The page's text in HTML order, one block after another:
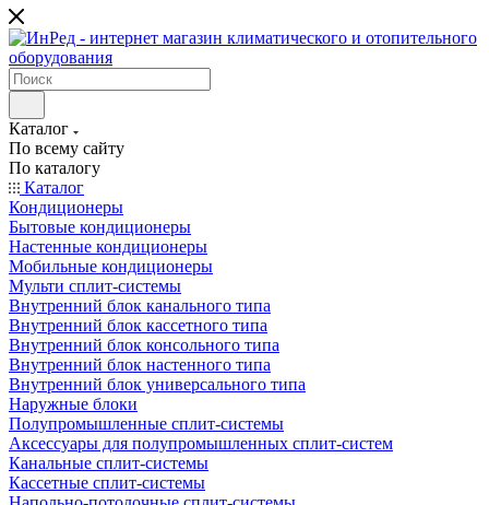
Каталог
По всему сайту
По каталогу
Каталог
Кондиционеры
Бытовые кондиционеры
Настенные кондиционеры
Мобильные кондиционеры
Мульти сплит-системы
Внутренний блок канального типа
Внутренний блок кассетного типа
Внутренний блок консольного типа
Внутренний блок настенного типа
Внутренний блок универсального типа
Наружные блоки
Полупромышленные сплит-системы
Аксессуары для полупромышленных сплит-систем
Канальные сплит-системы
Кассетные сплит-системы